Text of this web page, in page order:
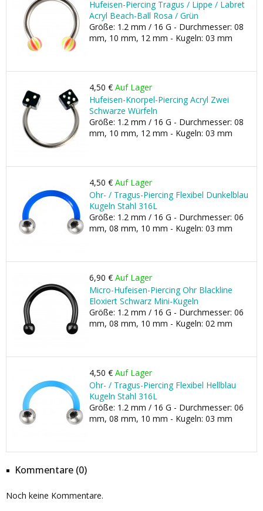
Hufeisen-Piercing Tragus / Lippe / Labret
Acryl Beach-Ball Rosa / Grün
Größe: 1.2 mm / 16 G - Durchmesser: 08
mm, 10 mm, 12 mm - Kugeln: 03 mm
4,50 € Auf Lager
Hufeisen-Knorpel-Piercing Acryl Zwei
Schwarze Würfeln
Größe: 1.2 mm / 16 G - Durchmesser: 08
mm, 10 mm, 12 mm - Kugeln: 03 mm
4,50 € Auf Lager
Ohr- / Tragus-Piercing Flexibel Dunkelblau
Kugeln Stahl 316L
Größe: 1.2 mm / 16 G - Durchmesser: 06
mm, 08 mm, 10 mm - Kugeln: 03 mm
6,90 € Auf Lager
Micro-Hufeisen-Piercing Ohr Blackline
Eloxiert Schwarz Mini-Kugeln
Größe: 1.2 mm / 16 G - Durchmesser: 06
mm, 08 mm, 10 mm - Kugeln: 02 mm
4,50 € Auf Lager
Ohr- / Tragus-Piercing Flexibel Hellblau
Kugeln Stahl 316L
Größe: 1.2 mm / 16 G - Durchmesser: 06
mm, 08 mm, 10 mm - Kugeln: 03 mm
Kommentare (0)
Noch keine Kommentare.